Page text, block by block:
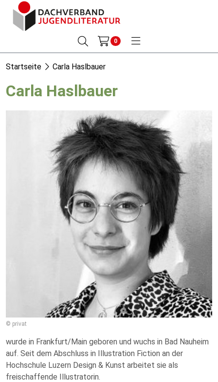
0
Startseite Carla Haslbauer
Carla Haslbauer
© privat
wurde in Frankfurt/Main geboren und wuchs in Bad Nauheim
auf. Seit dem Abschluss in Illustration Fiction an der
Hochschule Luzern Design & Kunst arbeitet sie als
freischaffende Illustratorin.